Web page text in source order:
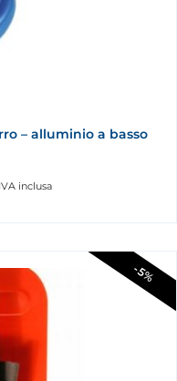
– alluminio a basso
IVA inclusa
-5%